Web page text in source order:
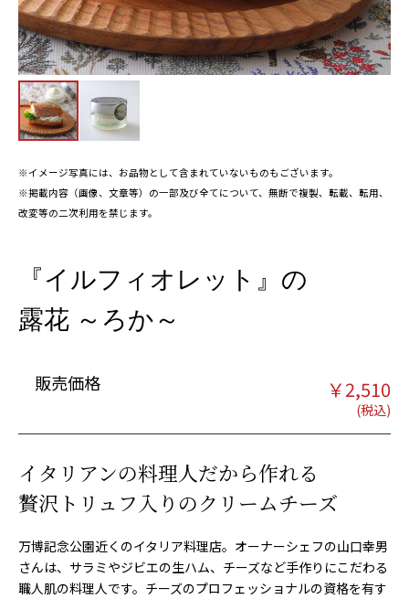
※イメージ写真には、お品物として含まれていないものもございます。
※掲載内容（画像、文章等）の一部及び全てについて、無断で複製、転載、転用、
改変等の二次利用を禁じます。
『イルフィオレット』の
露花 ～ろか～
販売価格 ￥2,510
イタリアンの料理人だから作れる
贅沢トリュフ入りのクリームチーズ
万博記念公園近くのイタリア料理店。オーナーシェフの山口幸男
さんは、サラミやジビエの生ハム、チーズなど手作りにこだわる
職人肌の料理人です。チーズのプロフェッショナルの資格を有す